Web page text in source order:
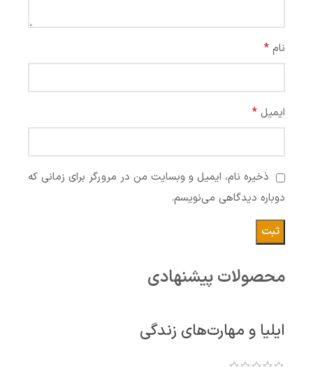
نام *
ایمیل *
ذخیره نام، ایمیل و وبسایت من در مرورگر برای زمانی که
دوباره دیدگاهی می‌نویسم.
محصولات پیشنهادی
ایلیا و مهارت‌های زندگی